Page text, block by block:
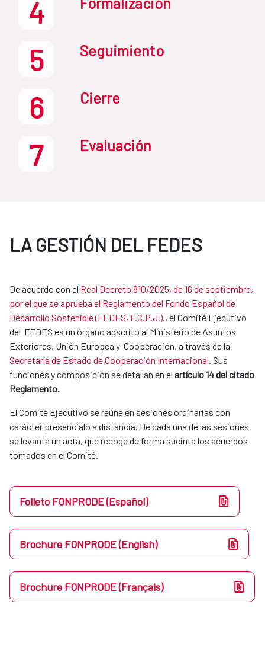
4
5 Seguimiento
6 Cierre
7 Evaluación
LA GESTIÓN DEL FEDES
De acuerdo con el Real Decreto 810/2025, de 16 de septiembre,
por el que se aprueba el Reglamento del Fondo Español de
Desarrollo Sostenible (FEDES, F.C.P.J.)., el Comité Ejecutivo
del FEDES es un órgano adscrito al Ministerio de Asuntos
Exteriores, Unión Europea y Cooperación, a través de la
Secretaría de Estado de Cooperación Internacional. Sus
funciones y composición se detallan en el artículo 14 del citado
Reglamento.
El Comité Ejecutivo se reúne en sesiones ordinarias con
carácter presencialo a distancia. De cada una de las sesiones
se levanta un acta, que recoge de forma sucinta los acuerdos
tomados en el Comité.
Folleto FONPRODE (Español)
Brochure FONPRODE (English)
Brochure FONPRODE (Français)